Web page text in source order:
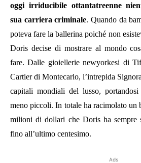
oggi irriducibile ottantatreenne
sua carriera criminale. Quando da
poteva fare la ballerina poiché non
Doris decise di mostrare al mondo
fare. Dalle gioiellerie newyorkesi di
Cartier di Montecarlo, l’intrepida
capitali mondiali del lusso,
meno piccoli. In totale ha racimolato un
milioni di dollari che Doris ha sempre
fino all’ultimo centesimo.
Ads